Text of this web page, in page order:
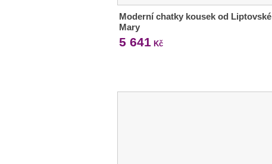
Moderní chatky kousek od Liptovské
Mary
5 641 Kč